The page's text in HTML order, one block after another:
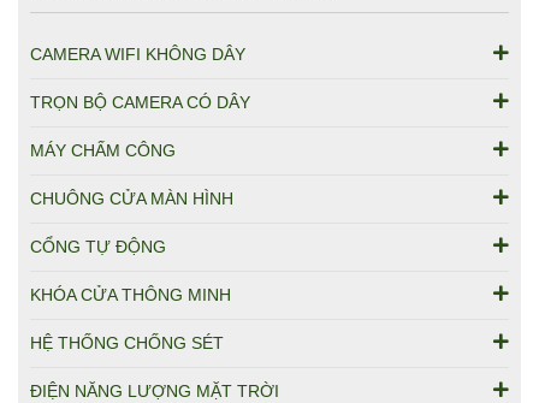
CAMERA WIFI KHÔNG DÂY
TRỌN BỘ CAMERA CÓ DÂY
MÁY CHẤM CÔNG
CHUÔNG CỬA MÀN HÌNH
CỔNG TỰ ĐỘNG
KHÓA CỬA THÔNG MINH
HỆ THỐNG CHỐNG SÉT
ĐIỆN NĂNG LƯỢNG MẶT TRỜI